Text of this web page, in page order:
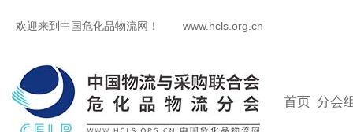
欢迎来到中国危化品物流网！ www.hcls.org.cn
首页 分会